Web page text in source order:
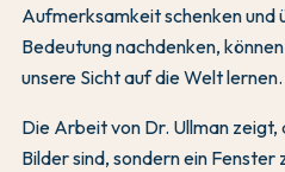
Aufmerksamkeit schenken und
Bedeutung nachdenken,
unsere Sicht auf die Welt lernen.
Die Arbeit von Dr. Ullman zeigt,
Bilder sind, sondern ein Fenster